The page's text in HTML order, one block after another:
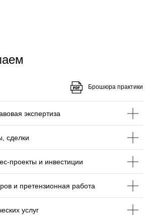
Брошюра практики
экспертиза
сделки
проекты и инвестиции
и претензионная работа
услуг